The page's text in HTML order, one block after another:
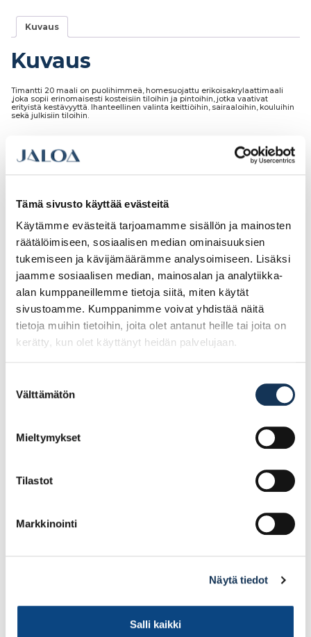
Tämä sivusto käyttää evästeitä
Käytämme evästeitä tarjoamamme sisällön ja mainosten
räätälöimiseen, sosiaalisen median ominaisuuksien
tukemiseen ja kävijämäärämme analysoimiseen. Lisäksi
jaamme sosiaalisen median, mainosalan ja analytiikka-
alan kumppaneillemme tietoja siitä, miten käytät
sivustoamme. Kumppanimme voivat yhdistää näitä
tietoja muihin tietoihin, joita olet antanut heille tai joita on
kerätty, kun olet käyttänyt heidän palvelujaan.
valinta
Välttämätön
Mieltymykset
Tilastot
Markkinointi
Näytä tiedot
Salli kaikki
Kuvaus
Kuvaus
Timantti 20 maali on puolihimmeä, homesuojattu erikoisakrylaattimaali
,joka sopii erinomaisesti kosteisiin tiloihin ja pintoihin, jotka vaativat
erityistä kestävyyttä. Ihanteellinen valinta keittiöihin, sairaaloihin, kouluihin
sekä julkisiin tiloihin.
Seinämaali Ideo Pro 7
sisäkattomaali Ideo